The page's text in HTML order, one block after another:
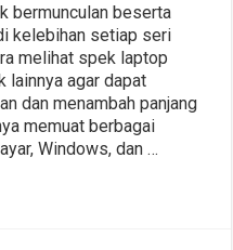
bermunculan beserta
kelebihan setiap seri
melihat spek laptop
lainnya agar dapat
dan menambah panjang
memuat berbagai
Windows, dan …